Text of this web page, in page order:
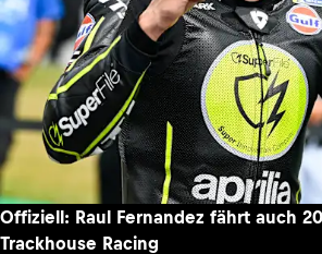
Offiziell: Raul Fernandez fährt auch
Trackhouse Racing